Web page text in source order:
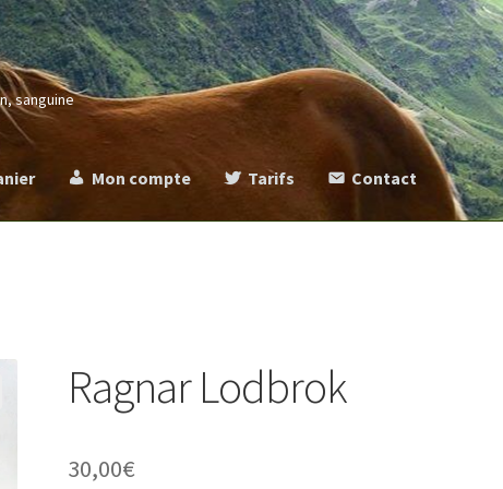
sanguine
Mon compte Tarifs Contact
Ragnar Lodbrok
30,00€